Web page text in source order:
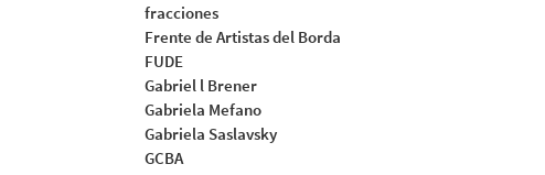
fracciones
Frente de Artistas del Borda
FUDE
Gabriel l Brener
Gabriela Mefano
Gabriela Saslavsky
GCBA